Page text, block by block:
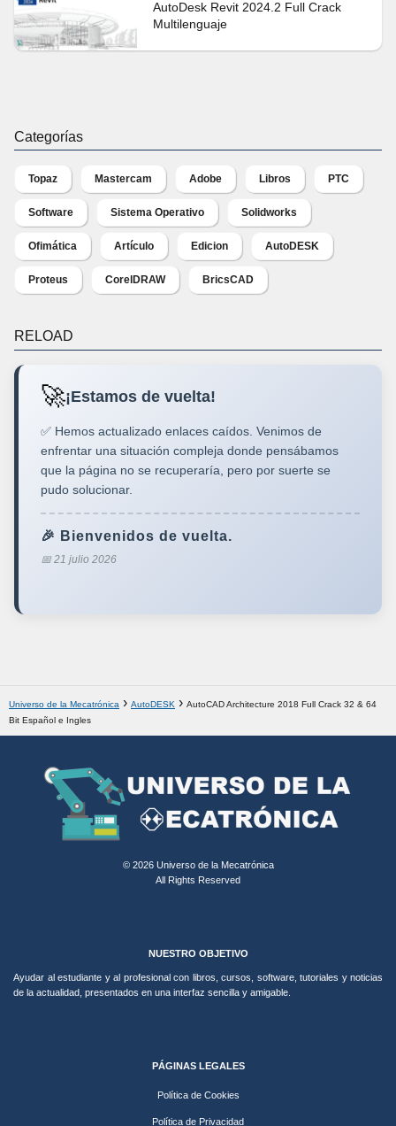
AutoDesk Revit 2024.2 Full Crack
Multilenguaje
Categorías
Topaz Mastercam Adobe Libros PTC
Software Sistema Operativo Solidworks
Ofimática Artículo Edicion AutoDESK
Proteus CorelDRAW BricsCAD
RELOAD
🚀¡Estamos de vuelta!
✅ Hemos actualizado enlaces caídos. Venimos de
enfrentar una situación compleja donde pensábamos
que la página no se recuperaría, pero por suerte se
pudo solucionar.
🎉 Bienvenidos de vuelta.
📅 21 julio 2026
Universo de la Mecatrónica AutoDESK
AutoCAD Architecture 2018 Full Crack 32 & 64
Bit Español e Ingles
© 2026 Universo de la Mecatrónica
All Rights Reserved
NUESTRO OBJETIVO
Ayudar al estudiante y al profesional con libros, cursos, software, tutoriales y noticias
de la actualidad, presentados en una interfaz sencilla y amigable.
PÁGINAS LEGALES
Política de Cookies
Política de Privacidad